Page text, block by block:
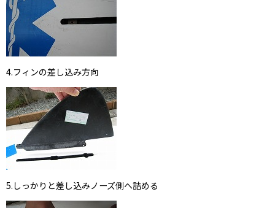
4.フィンの差し込み方向
5.しっかりと差し込みノーズ側へ詰める